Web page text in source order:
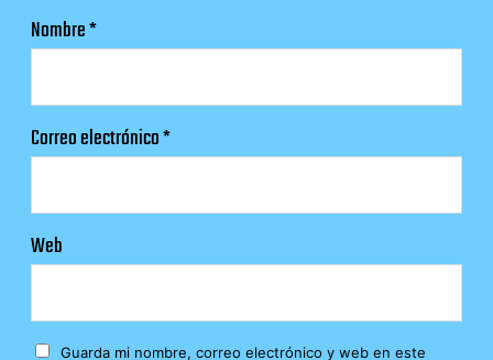
Nombre*
Correo electrónico*
Web
Guarda mi nombre, correo electrónico y web en este